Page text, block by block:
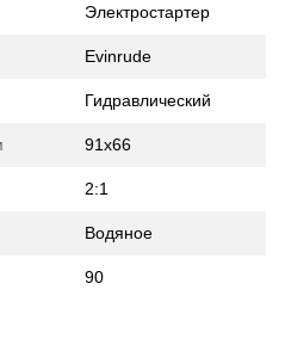
Электростартер
Evinrude
Гидравлический
91x66
2:1
Водяное
90